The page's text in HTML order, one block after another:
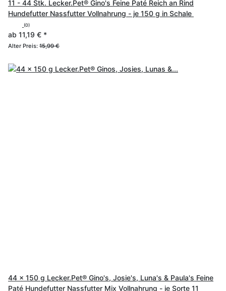
11 - 44 Stk. Lecker.Pet® Gino's Feine Paté Reich an Rind
Hundefutter Nassfutter Vollnahrung - je 150 g in Schale
(0)
ab 11,19 € *
Alter Preis: 15,99 €
44 x 150 g Lecker.Pet® Gino's, Josie's, Luna's & Paula's Feine
Paté Hundefutter Nassfutter Mix Vollnahrung - je Sorte 11